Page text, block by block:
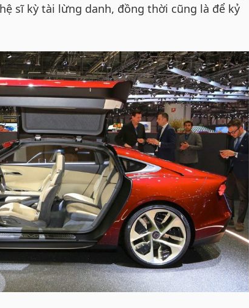
sĩ kỳ tài lừng danh, đồng thời cũng là để kỷ